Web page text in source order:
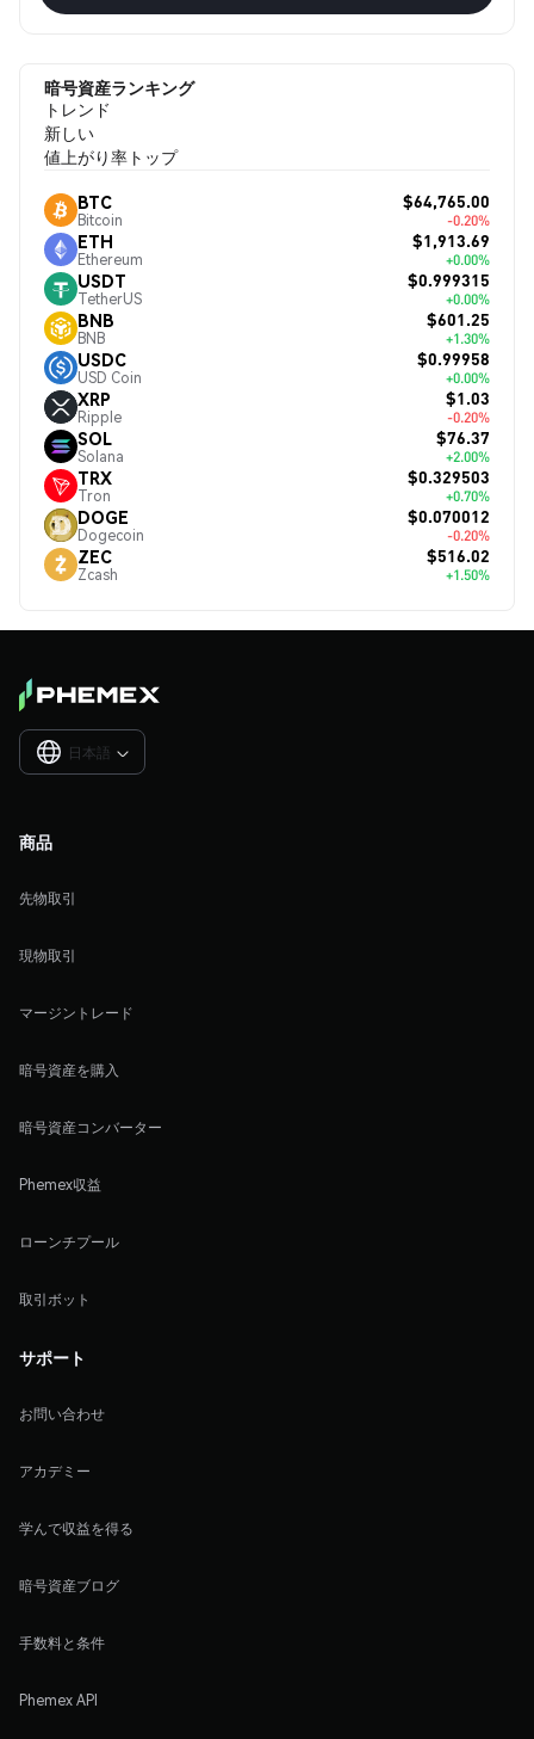
暗号資産ランキング
トレンド
新しい
値上がり率トップ
BTC
Bitcoin
$64,765.00
-0.20%
ETH
Ethereum
$1,913.69
+0.00%
USDT
TetherUS
$0.999315
+0.00%
BNB
BNB
$601.25
+1.30%
USDC
USD Coin
$0.99958
+0.00%
XRP
Ripple
$1.03
-0.20%
SOL
Solana
$76.37
+2.00%
TRX
Tron
$0.329503
+0.70%
DOGE
Dogecoin
$0.070012
-0.20%
ZEC
Zcash
$516.02
+1.50%
日本語 
商品
先物取引
現物取引
マージントレード
暗号資産を購入
暗号資産コンバーター
Phemex収益
ローンチプール
取引ボット
サポート
お問い合わせ
アカデミー
学んで収益を得る
暗号資産ブログ
手数料と条件
Phemex API